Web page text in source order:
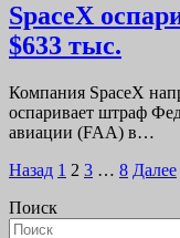
SpaceX
$633 тыс.
Компания SpaceX
оспаривает штраф
авиации (FAA) в…
Пагинация
записей
Назад 1 2 3 … 8 Далее
Поиск